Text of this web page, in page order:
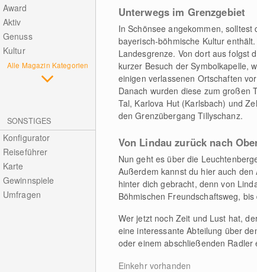
Award
Aktiv
Genuss
Kultur
Alle Magazin Kategorien
SONSTIGES
Konfigurator
Reiseführer
Karte
Gewinnspiele
Umfragen
Unterwegs im Grenzgebiet
In Schönsee angekommen,
bayerisch-böhmische Kultur
Landesgrenze. Von dort aus folgst
kurzer Besuch der Symbolkapelle,
einigen verlassenen Ortschaften
Danach wurden diese zum großen
Tal, Karlova Hut (Karlsbach) und
den Grenzübergang Tillyschanz.
Von Lindau zurück nach
Nun geht es über die
Außerdem kannst du hier auch
hinter dich gebracht, denn von
Böhmischen Freundschaftsweg,
Wer jetzt noch Zeit und Lust hat,
eine interessante Abteilung über
oder einem abschließenden Radler
Einkehr vorhanden